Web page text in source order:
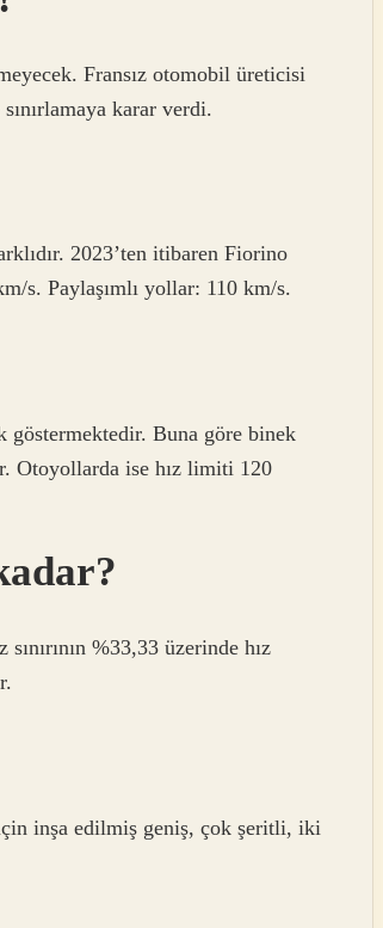
Fransız otomobil üreticisi
karar verdi.
2023’ten itibaren Fiorino
s. Paylaşımlı yollar: 110 km/s.
göstermektedir. Buna göre binek
Otoyollarda ise hız limiti 120
%33,33 üzerinde hız
inşa edilmiş geniş, çok şeritli, iki